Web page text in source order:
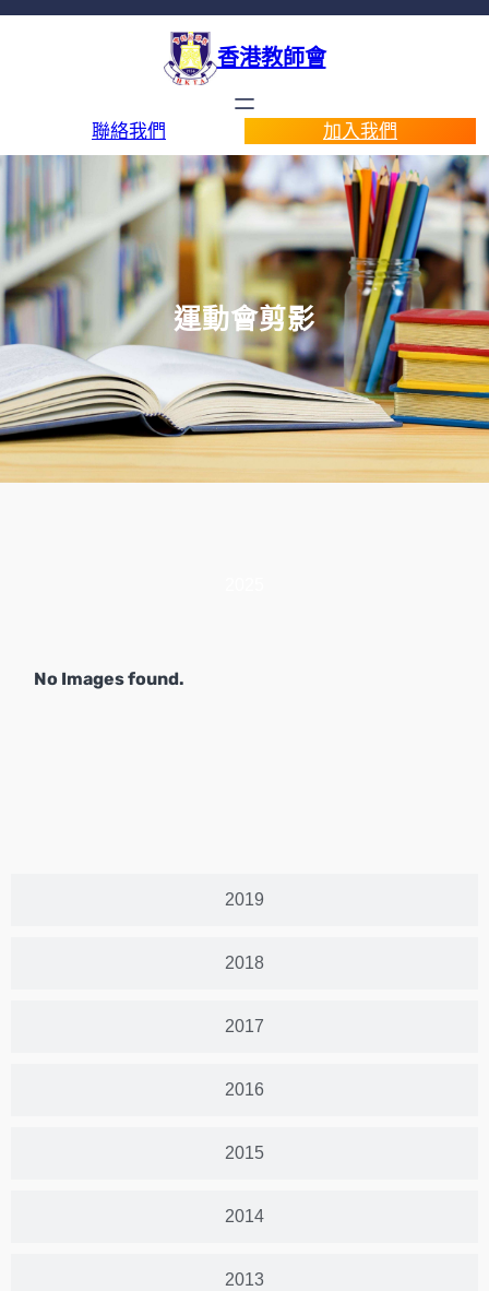
香港教師會
聯絡我們 加入我們
運動會剪影
2019
2018
2017
2016
2015
2014
2013
No Images found.